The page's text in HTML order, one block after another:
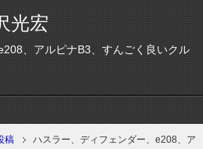
光宏
、アルピナB3、すんごく良いクル
稿
ハスラー、ディフェンダー、e208、ア